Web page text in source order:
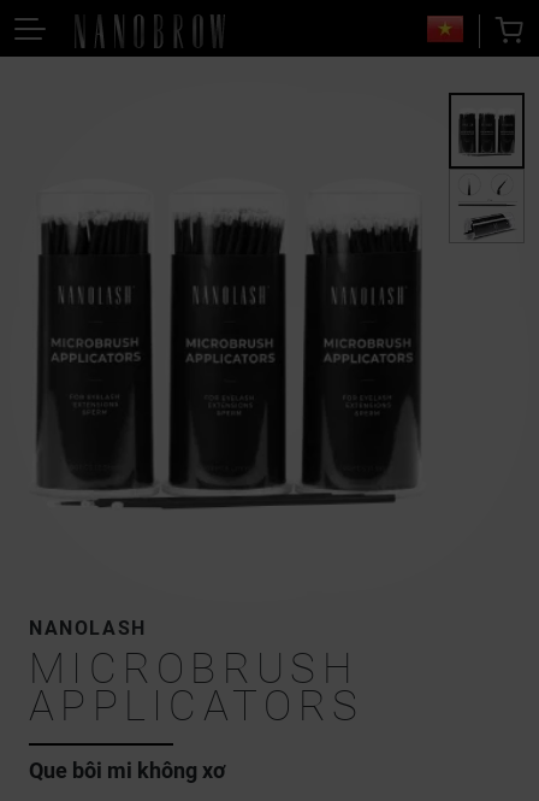
NANOLASH
MICROBRUSH
APPLICATORS
Que bôi mi không xơ